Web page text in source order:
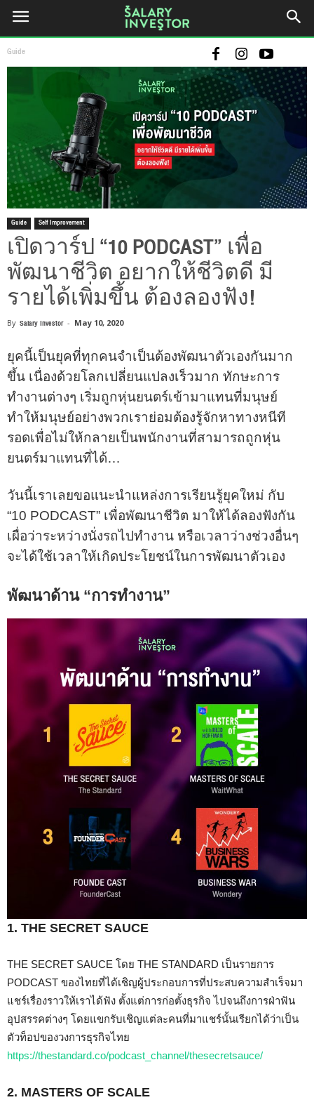
Guide
Guide Self Improvement
เปิดวาร์ป “10 PODCAST” เพื่อ
พัฒนาชีวิต อยากให้ชีวิตดี มี
รายได้เพิ่มขึ้น ต้องลองฟัง!
By Salary Investor - May 10, 2020
ยุคนี้เป็นยุคที่ทุกคนจำเป็นต้องพัฒนาตัวเองกันมาก
ขึ้น เนื่องด้วยโลกเปลี่ยนแปลงเร็วมาก ทักษะการ
ทำงานต่างๆ เริ่มถูกหุ่นยนตร์เข้ามาแทนที่มนุษย์
ทำให้มนุษย์อย่างพวกเราย่อมต้องรู้จักหาทางหนีที
รอดเพื่อไม่ให้กลายเป็นพนักงานที่สามารถถูกหุ่น
ยนตร์มาแทนที่ได้…
วันนี้เราเลยขอแนะนำแหล่งการเรียนรู้ยุคใหม่ กับ
“10 PODCAST” เพื่อพัฒนาชีวิต มาให้ได้ลองฟังกัน
เผื่อว่าระหว่างนั่งรถไปทำงาน หรือเวลาว่างช่วงอื่นๆ
จะได้ใช้เวลาให้เกิดประโยชน์ในการพัฒนาตัวเอง
พัฒนาด้าน “การทำงาน”
1. THE SECRET SAUCE
THE SECRET SAUCE โดย THE STANDARD เป็นรายการ
PODCAST ของไทยที่ได้เชิญผู้ประกอบการที่ประสบความสำเร็จมา
แชร์เรื่องราวให้เราได้ฟัง ตั้งแต่การก่อตั้งธุรกิจ ไปจนถึงการฝ่าฟัน
อุปสรรคต่างๆ โดยแขกรับเชิญแต่ละคนที่มาแชร์นั้นเรียกได้ว่าเป็น
ตัวท็อปของวงการธุรกิจไทย
https://thestandard.co/podcast_channel/thesecretsauce/
2. MASTERS OF SCALE